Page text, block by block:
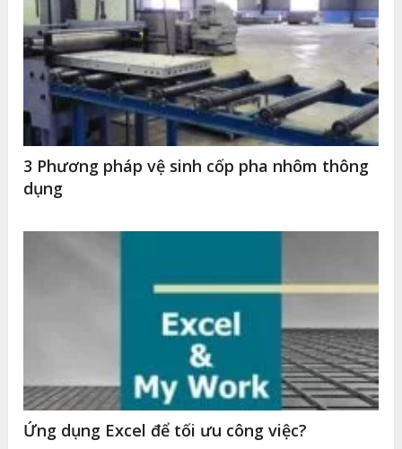
3 Phương pháp vệ sinh cốp pha nhôm thông
dụng
Ứng dụng Excel để tối ưu công việc?